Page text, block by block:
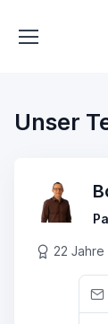
Unser
22 Jahre